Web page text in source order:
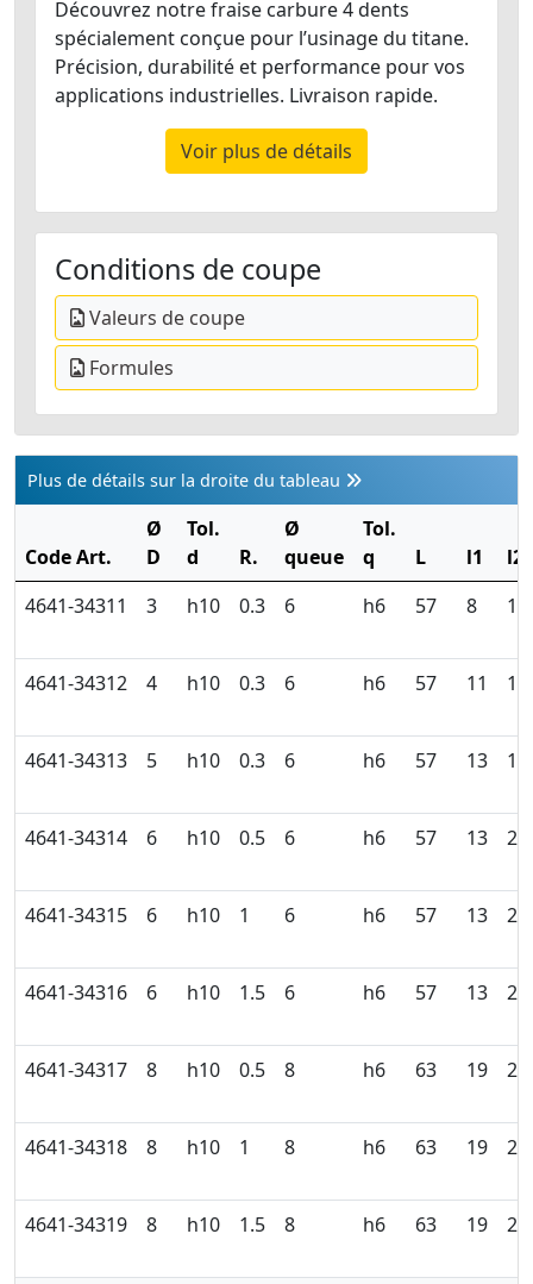
Découvrez notre fraise carbure 4 dents
spécialement conçue pour l’usinage du titane.
Précision, durabilité et performance pour vos
applications industrielles. Livraison rapide.
Voir plus de détails
Conditions de coupe
Valeurs de coupe
Formules
Plus de détails sur la droite du tableau
Code Art.
Ø
D
Tol.
d
R.
Ø
queue
Tol.
q
L l1
l2
4641-34311
3 h10 0.3 6 h6 57 8 12
4641-34312 4 h10 0.3 6 h6 57 11 15
4641-34313 5 h10 0.3 6 h6 57 13 17
4641-34314 6 h10 0.5 6 h6 57 13 21
4641-34315 6 h10 1 6 h6 57 13 21
4641-34316 6 h10 1.5 6 h6 57 13 21
4641-34317 8 h10 0.5 8 h6 63 19 27
4641-34318 8 h10 1 8 h6 63 19 27
4641-34319 8 h10 1.5 8 h6 63 19 27